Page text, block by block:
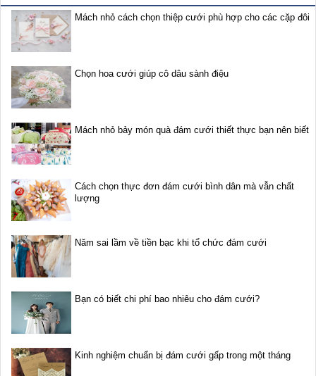
Mách nhỏ cách chọn thiệp cưới phù hợp cho các cặp đôi
Chọn hoa cưới giúp cô dâu sành điệu
Mách nhỏ bảy món quà đám cưới thiết thực bạn nên biết
Cách chọn thực đơn đám cưới bình dân mà vẫn chất
lượng
Năm sai lầm về tiền bạc khi tổ chức đám cưới
Bạn có biết chi phí bao nhiêu cho đám cưới?
Kinh nghiệm chuẩn bị đám cưới gấp trong một tháng